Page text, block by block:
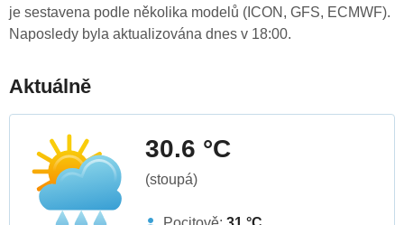
je sestavena podle několika modelů (ICON, GFS, ECMWF).
Naposledy byla aktualizována dnes v 18:00.
Aktuálně
30.6 °C
(stoupá)